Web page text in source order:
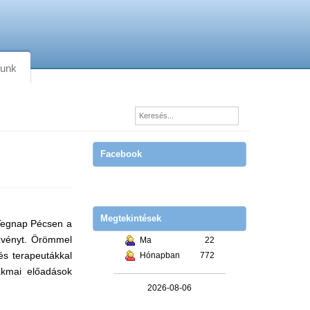
Pécsen a
Örömmel
terapeutákkal
előadások
Facebook
Megtekintések
Ma
22
Hónapban
772
2026-08-06